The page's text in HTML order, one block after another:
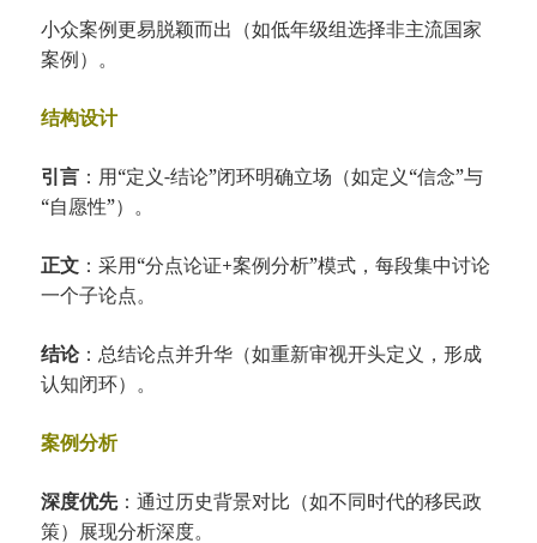
小众案例更易脱颖而出（如低年级组选择非主流国家
案例）。
结构设计
引言 ：用“定义-结论”闭环明确立场（如定义“信念”与
“自愿性”）。
正文 ：采用“分点论证+案例分析”模式，每段集中讨论
一个子论点。
结论：总结论点并升华（如重新审视开头定义，形成
认知闭环）。
案例分析
深度优先：通过历史背景对比（如不同时代的移民政
策）展现分析深度。